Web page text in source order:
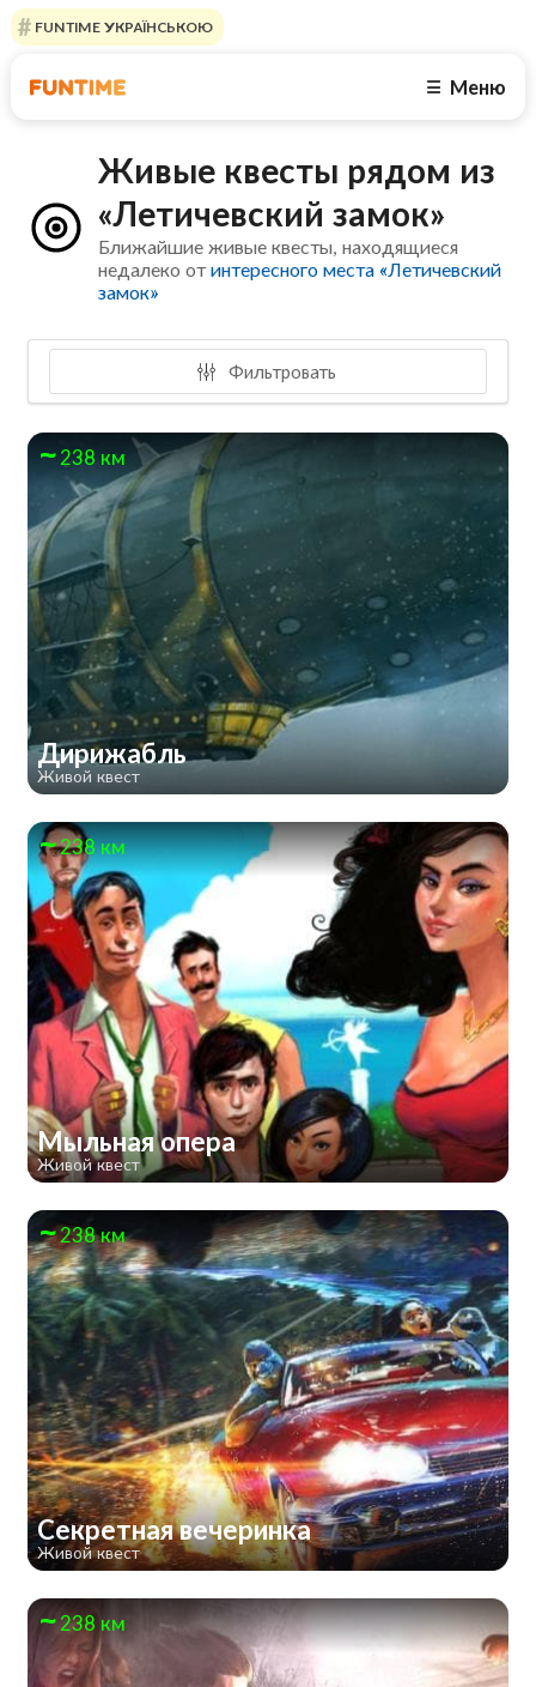
FUNTIME УКРАЇНСЬКОЮ
☰ Меню
Живые квесты рядом из
«Летичевский замок»
Ближайшие живые квесты, находящиеся
недалеко отинтересного места «Летичевский
замок»
Фильтровать
238 км
Дирижабль
Живой квест
238 км
Мыльная опера
Живой квест
238 км
Секретная вечеринка
Живой квест
238 км